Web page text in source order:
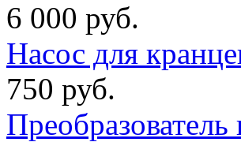
6 000 руб.
Насос для
750 руб.